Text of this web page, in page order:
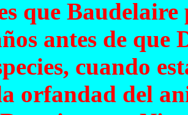
que
antes de
cuando
orfandad del